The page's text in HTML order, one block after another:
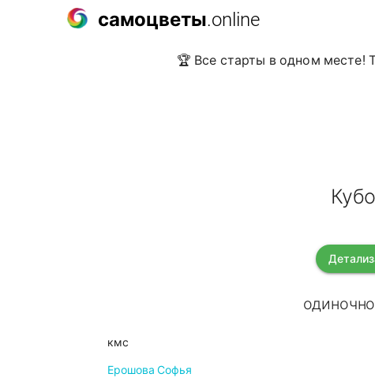
самоцветы.online
🏆 Все старты в одном месте!
кмс
Ерошова Софья